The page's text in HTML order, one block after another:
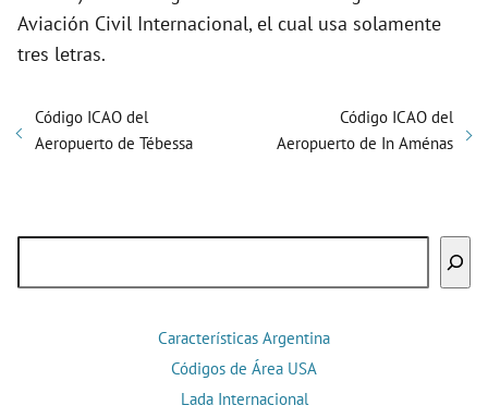
Aviación Civil Internacional, el cual usa solamente
tres letras.
Código ICAO del
Aeropuerto de Tébessa
Código ICAO del
Aeropuerto de In Aménas
Características Argentina
Códigos de Área USA
Lada Internacional